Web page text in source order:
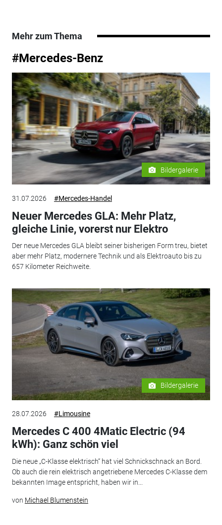
Mehr zum Thema
#Mercedes-Benz
Bildergalerie
31.07.2026 #Mercedes-Handel
Neuer Mercedes GLA: Mehr Platz,
gleiche Linie, vorerst nur Elektro
Der neue Mercedes GLA bleibt seiner bisherigen Form treu, bietet
aber mehr Platz, modernere Technik und als Elektroauto bis zu
657 Kilometer Reichweite.
Bildergalerie
28.07.2026 #Limousine
Mercedes C 400 4Matic Electric (94
kWh): Ganz schön viel
Die neue „C-Klasse elektrisch“ hat viel Schnickschnack an Bord.
Ob auch die rein elektrisch angetriebene Mercedes C-Klasse dem
bekannten Image entspricht, haben wir in...
von Michael Blumenstein